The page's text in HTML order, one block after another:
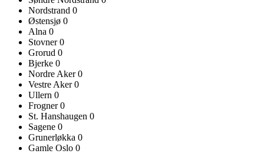
Nordstrand 0
Østensjø 0
Alna 0
Stovner0
Grorud 0
Bjerke 0
Nordre Aker0
Vestre Aker0
Ullern 0
Frogner0
St. Hanshaugen 0
Sagene 0
Grunerløkka 0
Gamle Oslo 0